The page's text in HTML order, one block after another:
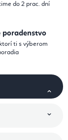
do 2 prac. dní
poradenstvo
ti s výberom